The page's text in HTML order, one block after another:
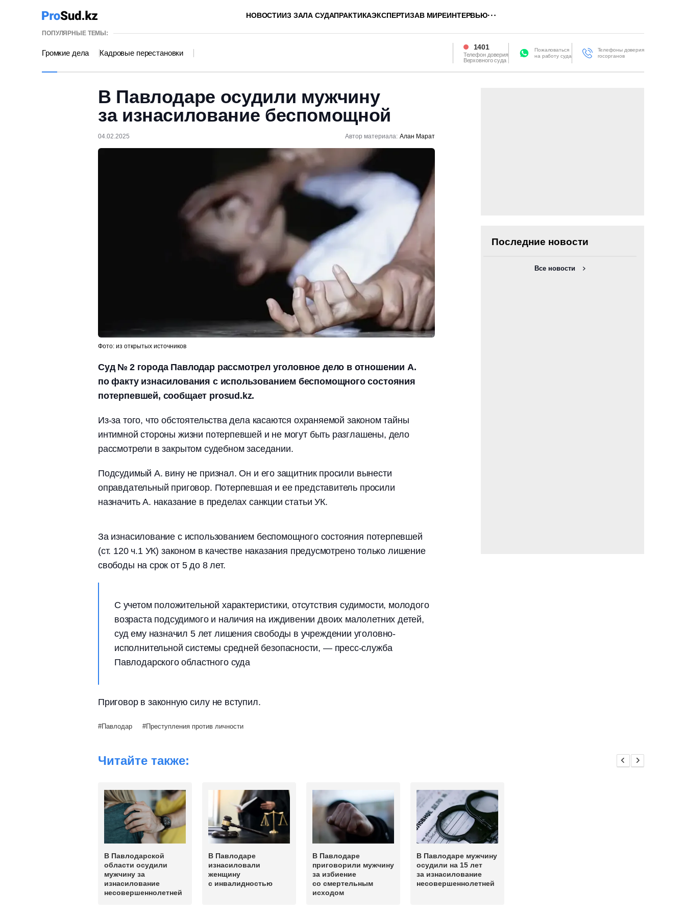
НОВОСТИИЗ ЗАЛА СУДАПРАКТИКАЭКСПЕРТИЗАВ МИРЕИНТЕРВЬЮ
ПОПУЛЯРНЫЕ ТЕМЫ:
Громкие дела Кадровые перестановки
1401
Телефон доверия
Верховного суда
Пожаловаться
на работу суда
Телефоны доверия
госорганов
В Павлодаре осудили мужчину
за изнасилование беспомощной
04.02.2025 Автор материала: Алан Марат
Фото: из открытых источников
Суд № 2 города Павлодар рассмотрел уголовное дело в отношении А.
по факту изнасилования с использованием беспомощного состояния
потерпевшей, сообщает prosud.kz.
Из-за того, что обстоятельства дела касаются охраняемой законом тайны
интимной стороны жизни потерпевшей и не могут быть разглашены, дело
рассмотрели в закрытом судебном заседании.
Подсудимый А. вину не признал. Он и его защитник просили вынести
оправдательный приговор. Потерпевшая и ее представитель просили
назначить А. наказание в пределах санкции статьи УК.
За изнасилование с использованием беспомощного состояния потерпевшей
(ст. 120 ч.1 УК) законом в качестве наказания предусмотрено только лишение
свободы на срок от 5 до 8 лет.
С учетом положительной характеристики, отсутствия судимости, молодого
возраста подсудимого и наличия на иждивении двоих малолетних детей,
суд ему назначил 5 лет лишения свободы в учреждении уголовно-
исполнительной системы средней безопасности, — пресс-служба
Павлодарского областного суда
Приговор в законную силу не вступил.
Павлодар Преступления против личности
Последние новости
Все новости
Читайте также:
В Павлодарской
области осудили
мужчину за
изнасилование
несовершеннолетней
В Павлодаре
изнасиловали
женщину
с инвалидностью
В Павлодаре
приговорили мужчину
за избиение
со смертельным
исходом
В Павлодаре мужчину
осудили на 15 лет
за изнасилование
несовершеннолетней